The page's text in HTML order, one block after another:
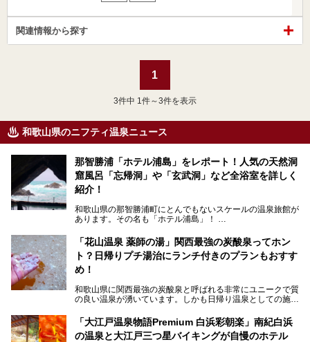
関連情報から探す
1
3件中 1件～3件を表示
和歌山県のニフティ温泉ニュース
那智勝浦「ホテル浦島」をレポート！人気の天然洞
窟風呂「忘帰洞」や「玄武洞」など全浴室を詳しく
紹介！
和歌山県の那智勝浦町にとんでもないスケールの温泉旅館が
あります。その名も「ホテル浦島」！
泉。日本一長いエスカレーターで「本館」と「山上館」を結
び、海を一望する絶景も。
6ヵ所のお風呂のうち5ヵ所までは日帰り入浴も可。可愛ら
しいカメさんの形の送迎船「浦島丸」に乗っていざ、温泉の
湧く竜宮城へ！
───
提供元：那智勝浦町【PR】
この記事は那智勝浦町のPR記事です。
「花山温泉 薬師の湯」関西最強の炭酸泉ってホン
ト？日帰りプチ湯治にランチ付きのプランもおすす
め！
和歌山県に関西最強の炭酸泉と呼ばれる非常にユニークで質
の良い温泉が湧いています。しかも日帰り温泉としての施設
薬師の湯」。朝一番のお風呂にはパリパリシャリシャリと膜
が張って、それを砕きながら入浴できるとか！
「大江戸温泉物語Premium 白浜彩朝楽」南紀白浜
の温泉と大江戸三つ星バイキングが自慢のホテル